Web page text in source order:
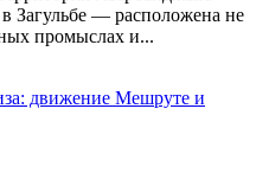
Загульбе — расположена не
промыслах и...